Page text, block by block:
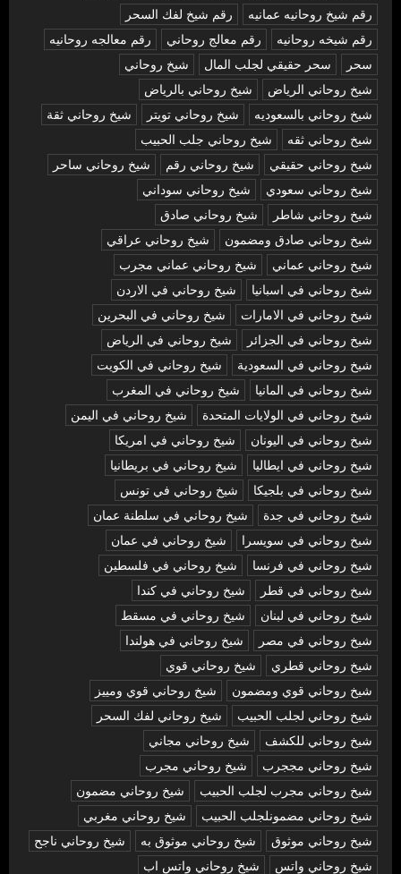
رقم شيخ روحانيه عمانيه
رقم شيخ لفك السحر
رقم شيخه روحانيه
رقم معالج روحاني
رقم معالجه روحانيه
سحر
سحر حقيقي لجلب المال
شيخ روحاني
شيخ روحاني الرياض
شيخ روحاني بالرياض
شيخ روحاني بالسعوديه
شيخ روحاني تويتر
شيخ روحاني ثقة
شيخ روحاني ثقه
شيخ روحاني جلب الحبيب
شيخ روحاني حقيقي
شيخ روحاني رقم
شيخ روحاني ساحر
شيخ روحاني سعودي
شيخ روحاني سوداني
شيخ روحاني شاطر
شيخ روحاني صادق
شيخ روحاني صادق ومضمون
شيخ روحاني عراقي
شيخ روحاني عماني
شيخ روحاني عماني مجرب
شيخ روحاني في اسبانيا
شيخ روحاني في الاردن
شيخ روحاني في الامارات
شيخ روحاني في البحرين
شيخ روحاني في الجزائر
شيخ روحاني في الرياض
شيخ روحاني في السعودية
شيخ روحاني في الكويت
شيخ روحاني في المانيا
شيخ روحاني في المغرب
شيخ روحاني في الولايات المتحدة
شيخ روحاني في اليمن
شيخ روحاني في اليونان
شيخ روحاني في امريكا
شيخ روحاني في ايطاليا
شيخ روحاني في بريطانيا
شيخ روحاني في بلجيكا
شيخ روحاني في تونس
شيخ روحاني في جدة
شيخ روحاني في سلطنة عمان
شيخ روحاني في سويسرا
شيخ روحاني في عمان
شيخ روحاني في فرنسا
شيخ روحاني في فلسطين
شيخ روحاني في قطر
شيخ روحاني في كندا
شيخ روحاني في لبنان
شيخ روحاني في مسقط
شيخ روحاني في مصر
شيخ روحاني في هولندا
شيخ روحاني قطري
شيخ روحاني قوي
شيخ روحاني قوي ومضمون
شيخ روحاني قوي ومييز
شيخ روحاني لجلب الحبيب
شيخ روحاني لفك السحر
شيخ روحاني للكشف
شيخ روحاني مجاني
شيخ روحاني مججرب
شيخ روحاني مجرب
شيخ روحاني مجرب لجلب الحبيب
شيخ روحاني مضمون
شيخ روحاني مضمونلجلب الحبيب
شيخ روحاني مغربي
شيخ روحاني موثوق
شيخ روحاني موثوق به
شيخ روحاني ناجح
شيخ روحاني واتس
شيخ روحاني واتس اب